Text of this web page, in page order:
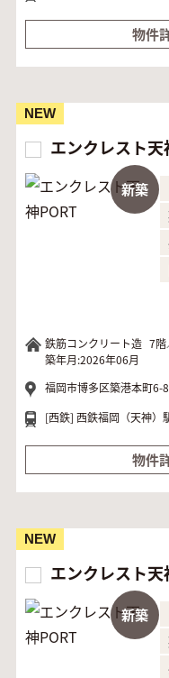
物件
エンクレスト
NEW
新築
鉄筋コンクリート造 7階
築年月:2026年06月
福岡市博多区築港本町6-8
[西鉄] 西鉄福岡（天神）
物件
エンクレスト
NEW
新築